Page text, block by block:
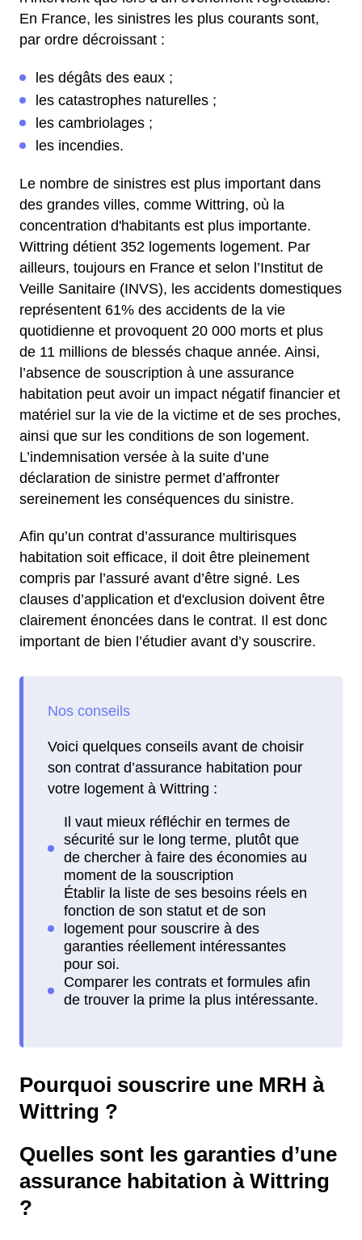
En France, les sinistres les plus courants sont,
par ordre décroissant :
les dégâts des eaux ;
les catastrophes naturelles ;
les cambriolages ;
les incendies.
Le nombre de sinistres est plus important dans
des grandes villes, comme Wittring, où la
concentration d'habitants est plus importante.
Wittring détient 352 logements logement. Par
ailleurs, toujours en France et selon l’Institut de
Veille Sanitaire (INVS), les accidents domestiques
représentent 61% des accidents de la vie
quotidienne et provoquent 20 000 morts et plus
de 11 millions de blessés chaque année. Ainsi,
l’absence de souscription à une assurance
habitation peut avoir un impact négatif financier et
matériel sur la vie de la victime et de ses proches,
ainsi que sur les conditions de son logement.
L’indemnisation versée à la suite d’une
déclaration de sinistre permet d’affronter
sereinement les conséquences du sinistre.
Afin qu’un contrat d’assurance multirisques
habitation soit efficace, il doit être pleinement
compris par l’assuré avant d’être signé. Les
clauses d’application et d'exclusion doivent être
clairement énoncées dans le contrat. Il est donc
important de bien l’étudier avant d’y souscrire.
Voici quelques conseils avant de choisir
son contrat d’assurance habitation pour
votre logement à Wittring :
Pourquoi souscrire une MRH à
Wittring ?
Quelles sont les garanties d’une
assurance habitation à Wittring
?